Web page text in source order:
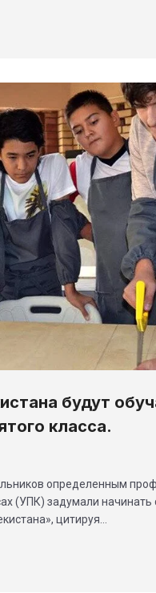
будут
класса.
определенным
(УПК) задумали начинать
цитируя…